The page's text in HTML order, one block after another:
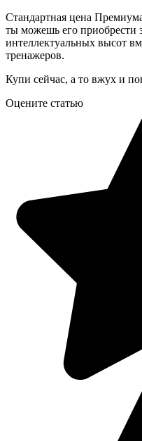
Стандартная цена
ты можешь его приобрести
интеллектуальных высот
тренажеров.
Купи сейчас, а то вжух и
Оцените статью